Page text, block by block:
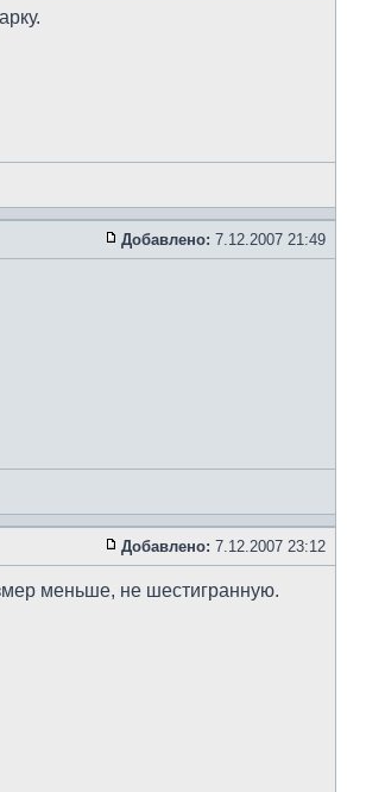
Добавлено: 7.12.2007 21:49
Добавлено: 7.12.2007 23:12
меньше, не шестигранную.